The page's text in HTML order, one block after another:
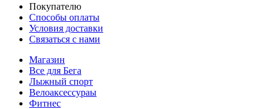
Покупателю
Способы оплаты
Условия доставки
Связаться с нами
Магазин
Все для Бега
Лыжный спорт
Велоаксессураы
Фитнес